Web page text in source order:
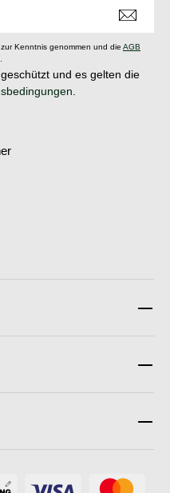
zur Kenntnis genommen und die AGB
und es gelten die